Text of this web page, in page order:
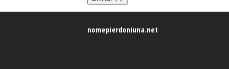
nomepierdoniuna.net